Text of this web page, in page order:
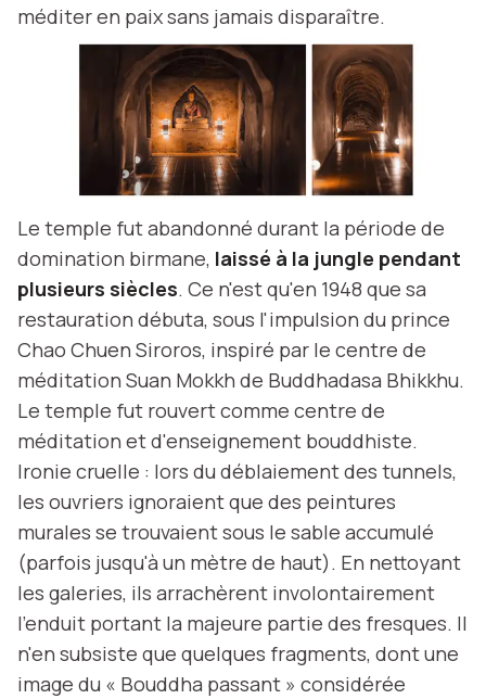
méditer en paix sans jamais disparaître.
Le temple fut abandonné durant la période de
domination birmane, laissé à la jungle pendant
plusieurs siècles. Ce n'est qu'en 1948 que sa
restauration débuta, sous l'impulsion du prince
Chao Chuen Siroros, inspiré par le centre de
méditation Suan Mokkh de Buddhadasa Bhikkhu.
Le temple fut rouvert comme centre de
méditation et d'enseignement bouddhiste.
Ironie cruelle : lors du déblaiement des tunnels,
les ouvriers ignoraient que des peintures
murales se trouvaient sous le sable accumulé
(parfois jusqu'à un mètre de haut). En nettoyant
les galeries, ils arrachèrent involontairement
l'enduit portant la majeure partie des fresques. Il
n'en subsiste que quelques fragments, dont une
image du « Bouddha passant » considérée